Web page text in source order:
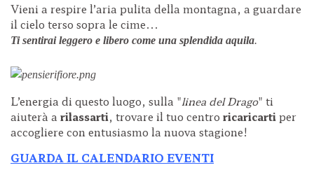
Vieni a respire l’aria pulita della montagna, a guardare
il cielo terso sopra le cime...
Ti sentirai leggero e libero come una splendida aquila.
L’energia di questo luogo, sulla "linea del Drago" ti
aiuterà a rilassarti, trovare il tuo centro ricaricarti per
accogliere con entusiasmo la nuova stagione!
GUARDA IL CALENDARIO EVENTI